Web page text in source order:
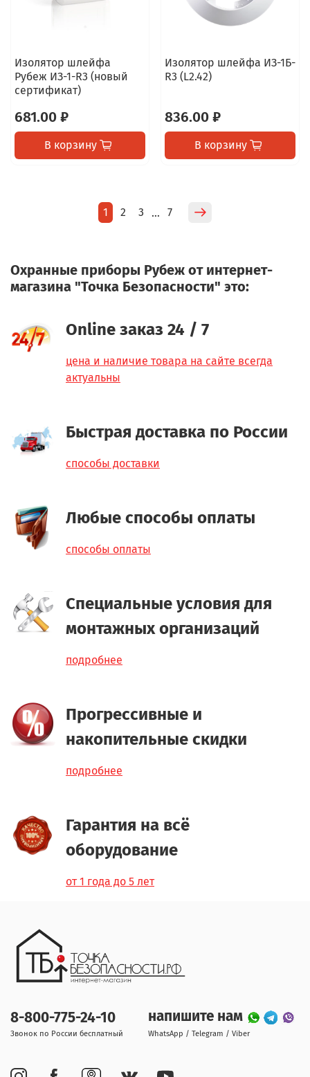
Изолятор шлейфа
Рубеж ИЗ-1-R3 (новый
сертификат)
681.00 ₽
В корзину
Изолятор шлейфа ИЗ-1Б-
R3 (L2.42)
836.00 ₽
В корзину
1 2 3 … 7
Охранные приборы Рубеж от интернет-
магазина "Точка Безопасности" это:
Online заказ 24 / 7
цена и наличие товара на сайте всегда
актуальны
Быстрая доставка по России
способы доставки
Любые способы оплаты
способы оплаты
Специальные условия для
монтажных организаций
подробнее
Прогрессивные и
накопительные скидки
подробнее
Гарантия на всё
оборудование
от 1 года до 5 лет
8-800-775-24-10
Звонок по России бесплатный
напишите нам
WhatsApp / Telegram / Viber